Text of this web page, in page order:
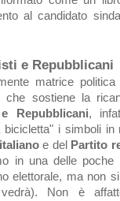
al candidato
e Repubblicani
matrice
che sostiene la
Repubblicani,
bicicletta" i simboli in
e del
Partito
in una delle poche
elettorale, ma non
Non è